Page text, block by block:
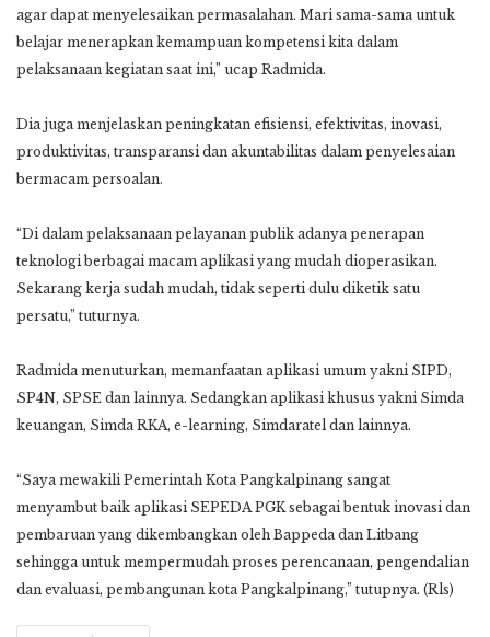
agar dapat menyelesaikan permasalahan. Mari sama-sama untuk
belajar menerapkan kemampuan kompetensi kita dalam
pelaksanaan kegiatan saat ini,” ucap Radmida.
Dia juga menjelaskan peningkatan efisiensi, efektivitas, inovasi,
produktivitas, transparansi dan akuntabilitas dalam penyelesaian
bermacam persoalan.
“Di dalam pelaksanaan pelayanan publik adanya penerapan
teknologi berbagai macam aplikasi yang mudah dioperasikan.
Sekarang kerja sudah mudah, tidak seperti dulu diketik satu
persatu,” tuturnya.
Radmida menuturkan, memanfaatan aplikasi umum yakni SIPD,
SP4N, SPSE dan lainnya. Sedangkan aplikasi khusus yakni Simda
keuangan, Simda RKA, e-learning, Simdaratel dan lainnya.
“Saya mewakili Pemerintah Kota Pangkalpinang sangat
menyambut baik aplikasi SEPEDA PGK sebagai bentuk inovasi dan
pembaruan yang dikembangkan oleh Bappeda dan Litbang
sehingga untuk mempermudah proses perencanaan, pengendalian
dan evaluasi, pembangunan kota Pangkalpinang,” tutupnya. (Rls)